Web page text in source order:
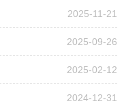
2025-11-21
2025-09-26
2025-02-12
2024-12-31